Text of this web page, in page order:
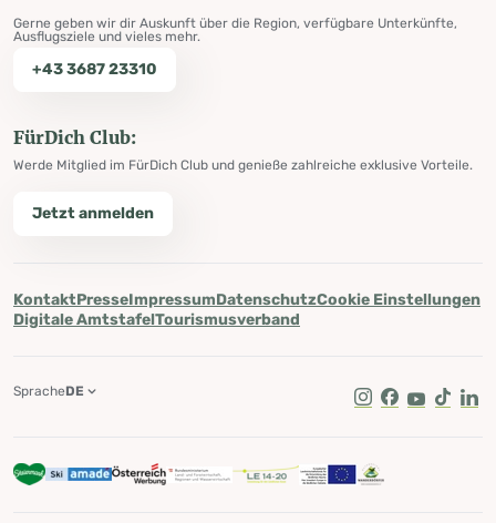
Gerne geben wir dir Auskunft über die Region, verfügbare Unterkünfte,
Ausflugsziele und vieles mehr.
+43 3687 23310
FürDich Club:
Werde Mitglied im FürDich Club und genieße zahlreiche exklusive Vorteile.
Jetzt anmelden
KontaktPresseImpressumDatenschutzCookie Einstellungen
Digitale AmtstafelTourismusverband
Instagram
Facebook
Youtube
Tik Tok
SpracheDE